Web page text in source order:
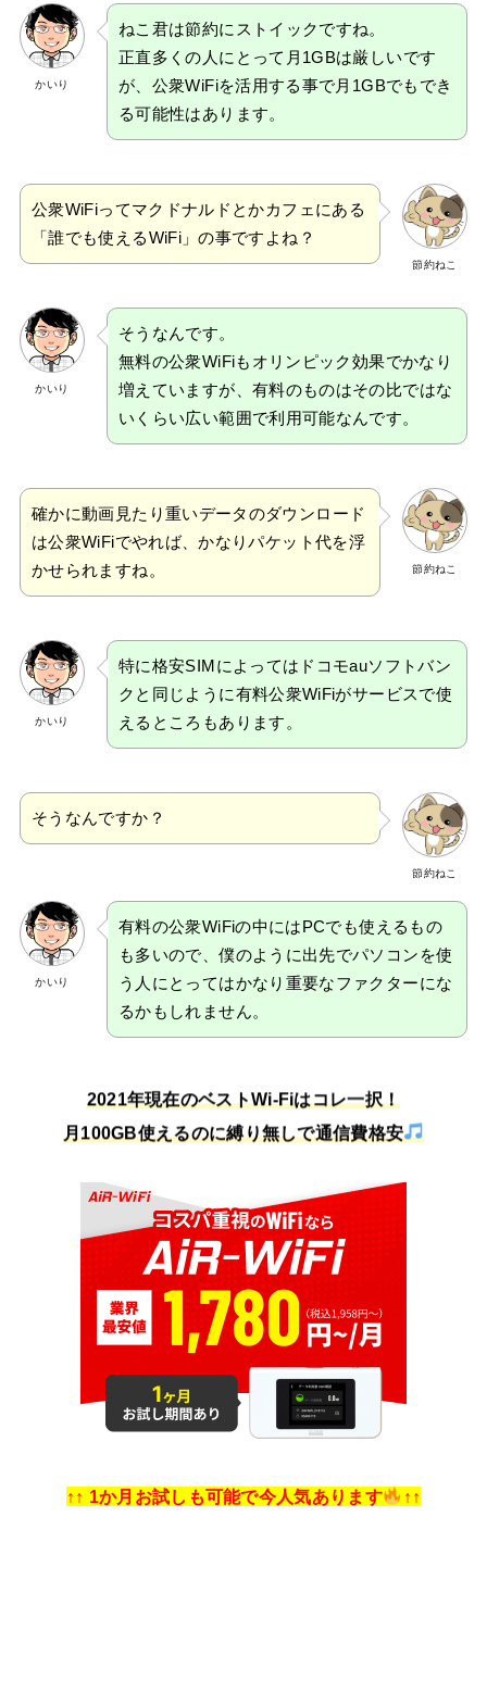
かいり
ねこ君は節約にストイックですね。
正直多くの人にとって月1GBは厳しいです
が、公衆WiFiを活用する事で月1GBでもでき
る可能性はあります。
節約ねこ
公衆WiFiってマクドナルドとかカフェにある
「誰でも使えるWiFi」の事ですよね？
かいり
そうなんです。
無料の公衆WiFiもオリンピック効果でかなり
増えていますが、有料のものはその比ではな
いくらい広い範囲で利用可能なんです。
節約ねこ
確かに動画見たり重いデータのダウンロード
は公衆WiFiでやれば、かなりパケット代を浮
かせられますね。
かいり
特に格安SIMによってはドコモauソフトバン
クと同じように有料公衆WiFiがサービスで使
えるところもあります。
節約ねこ
そうなんですか？
かいり
有料の公衆WiFiの中にはPCでも使えるもの
も多いので、僕のように出先でパソコンを使
う人にとってはかなり重要なファクターにな
るかもしれません。
2021年現在のベストWi-Fiはコレ一択！
月100GB使えるのに縛り無しで通信費格安
↑↑ 1か月お試しも可能で今人気あります ↑↑